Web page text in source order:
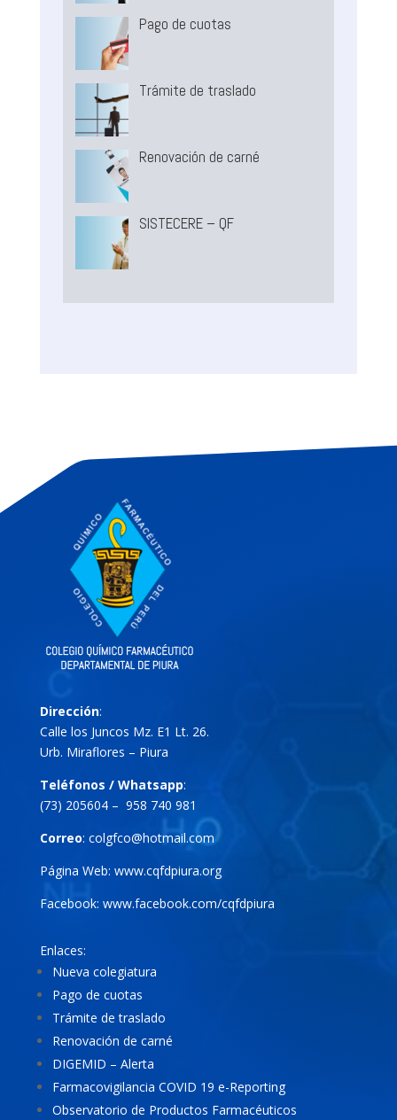
Pago de cuotas
Trámite de traslado
Renovación de carné
SISTECERE – QF
Dirección:
Calle los Juncos Mz. E1 Lt. 26.
Urb. Miraflores – Piura
Teléfonos / Whatsapp:
(73) 205604 – 958 740 981
Correo: colgfco@hotmail.com
Página Web: www.cqfdpiura.org
Facebook: www.facebook.com/cqfdpiura
Enlaces:
Nueva colegiatura
Pago de cuotas
Trámite de traslado
Renovación de carné
DIGEMID – Alerta
Farmacovigilancia COVID 19 e-Reporting
Observatorio de Productos Farmacéuticos